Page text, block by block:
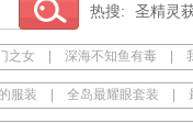
热搜: 圣精灵
之女 深海不知鱼有毒
服装 全岛最耀眼套装